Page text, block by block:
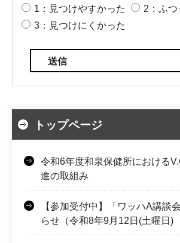
1：見つけやすかった
2：ふつ
3：見つけにくかった
トップページ
令和6年度和泉保健所における
進の取組み
【参加受付中】「ワッハA講談
らせ（令和8年9月12日(土曜日)